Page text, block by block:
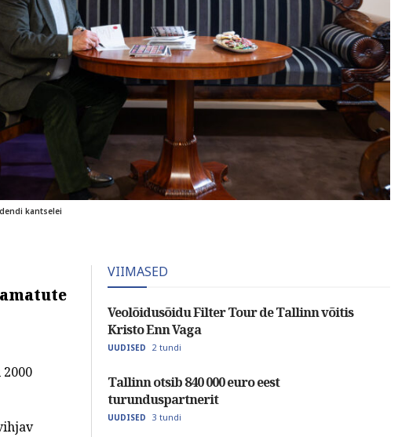
kantselei
VIIMASED
Veolõidusõidu Filter Tour de Tallinn võitis
Kristo Enn Vaga
UUDISED 2 tundi
Tallinn otsib 840 000 euro eest
turunduspartnerit
UUDISED 3 tundi